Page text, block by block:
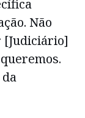
Não
[Judiciário]